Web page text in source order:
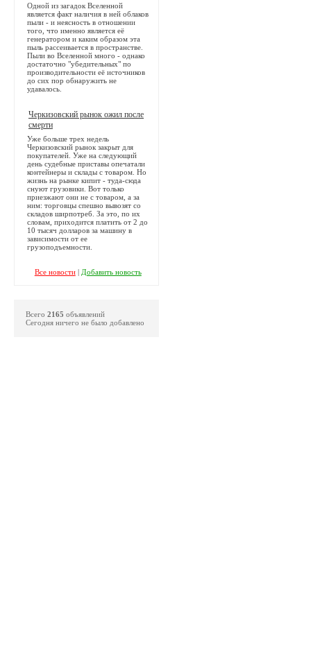
Одной из загадок Вселенной
является факт наличия в ней облаков
пыли - и неясность в отношении
того, что именно является её
генератором и каким образом эта
пыль рассеивается в пространстве.
Пыли во Вселенной много - однако
достаточно "убедительных" по
производительности её источников
до сих пор обнаружить не
удавалось.
Черкизовский рынок ожил после
смерти
Уже больше трех недель
Черкизовский рынок закрыт для
покупателей. Уже на следующий
день судебные приставы опечатали
контейнеры и склады с товаром. Но
жизнь на рынке кипит - туда-сюда
снуют грузовики. Вот только
приезжают они не с товаром, а за
ним: торговцы спешно вывозят со
складов ширпотреб. За это, по их
словам, приходится платить от 2 до
10 тысяч долларов за машину в
зависимости от ее
грузоподъемности.
Все новости| Добавить новость
Всего 2165 объявлений
Сегодня ничего не было добавлено